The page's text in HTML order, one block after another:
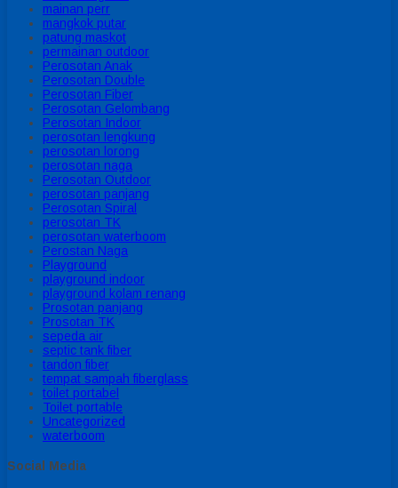
mainan perr
mangkok putar
patung maskot
permainan outdoor
Perosotan Anak
Perosotan Double
Perosotan Fiber
Perosotan Gelombang
Perosotan Indoor
perosotan lengkung
perosotan lorong
perosotan naga
Perosotan Outdoor
perosotan panjang
Perosotan Spiral
perosotan TK
perosotan waterboom
Perostan Naga
Playground
playground indoor
playground kolam renang
Prosotan panjang
Prosotan TK
sepeda air
septic tank fiber
tandon fiber
tempat sampah fiberglass
toilet portabel
Toilet portable
Uncategorized
waterboom
Social Media